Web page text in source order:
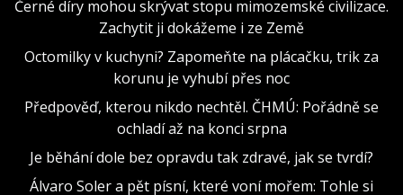
Černé díry mohou skrývat stopu mimozemské civilizace.
Zachytit ji dokážeme i ze Země
Octomilky v kuchyni? Zapomeňte na plácačku, trik za
korunu je vyhubí přes noc
Předpověď, kterou nikdo nechtěl. ČHMÚ: Pořádně se
ochladí až na konci srpna
Je běhání dole bez opravdu tak zdravé, jak se tvrdí?
Álvaro Soler a pět písní, které voní mořem: Tohle si